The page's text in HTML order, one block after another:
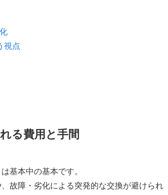
視点
る費用と手間
基本中の基本です。
故障・劣化による突発的な交換が避けられ